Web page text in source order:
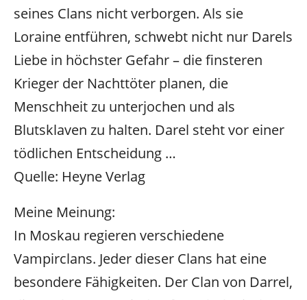
seines Clans nicht verborgen. Als sie
Loraine entführen, schwebt nicht nur Darels
Liebe in höchster Gefahr – die finsteren
Krieger der Nachttöter planen, die
Menschheit zu unterjochen und als
Blutsklaven zu halten. Darel steht vor einer
tödlichen Entscheidung …
Quelle: Heyne Verlag
Meine Meinung:
In Moskau regieren verschiedene
Vampirclans. Jeder dieser Clans hat eine
besondere Fähigkeiten. Der Clan von Darrel,